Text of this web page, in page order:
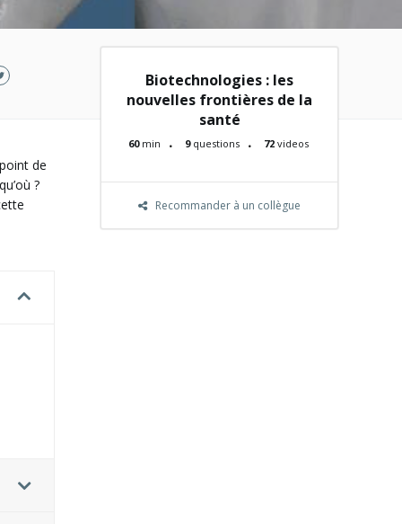
Biotechnologies : les
nouvelles frontières de la
santé
60min 9questions 72 videos
Recommander à un collègue
de
?